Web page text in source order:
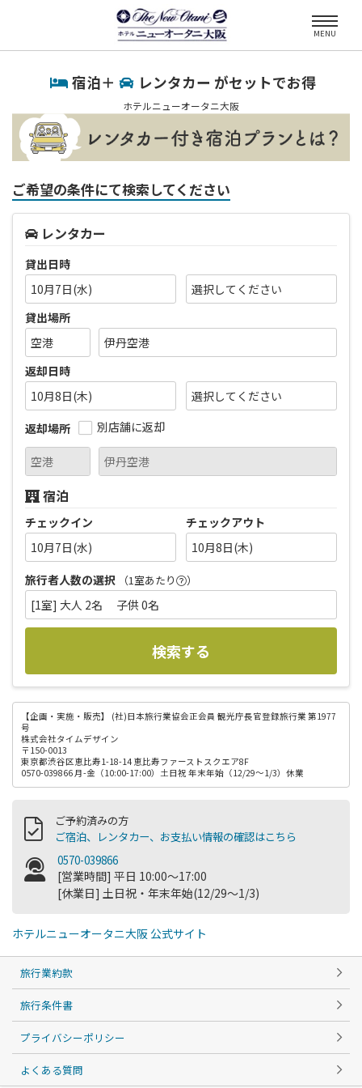
MENU
宿泊＋ レンタカー がセットでお得
ホテルニューオータニ大阪
ご希望の条件にて検索してください
レンタカー
貸出日時
10月7日(水)
貸出場所
返却日時
10月8日(木)
返却場所
別店舗に返却
宿泊
チェックイン
10月7日(水)
チェックアウト
10月8日(木)
旅行者人数の選択
（1室あたり ）
[1室] 大人 2名 子供 0名
検索する
【企画・実施・販売】
(社)日本旅行業協会正会員 観光庁長官登録旅行業 第1977
号
株式会社タイムデザイン
〒150-0013
東京都渋谷区恵比寿1-18-14 恵比寿ファーストスクエア8F
0570-039866 月-金（10:00-17:00）土日祝 年末年始（12/29～1/3）休業
ご予約済みの方
ご宿泊、レンタカー、お支払い情報の確認はこちら
0570-039866
[営業時間] 平日 10:00～17:00
[休業日] 土日祝・年末年始(12/29～1/3)
ホテルニューオータニ大阪 公式サイト
旅行業約款
旅行条件書
プライバシーポリシー
よくある質問